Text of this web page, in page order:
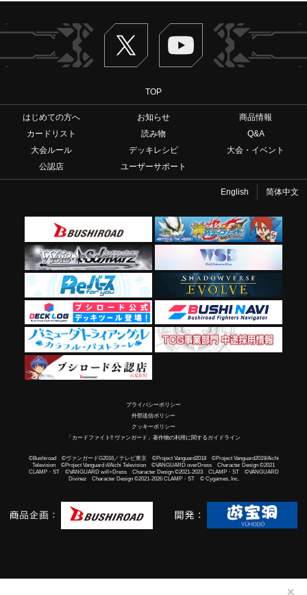
✕
Twitter ヴァンガードch
TOP
はじめての方へ お知らせ
商品情報
カードリスト
読み物
Q&A
大会ルール
デッキレシピ
大会・イベント
公認店
ユーザーサポート
English 简体中文
プライバシーポリシー
外部送信ポリシー
クッキーポリシー
「カードファイト!! ヴァンガード」著作物の利用に関するガイドライン
©Bushiroad ©ヴァンガードG2016／テレビ東京 ©Project Vanguard2018 ©Project Vanguard2019/Aichi
Television ©Project Vanguard if/Aichi Television ©VANGUARD overDress Character Design ©2021
CLAMP・ST ©VANGUARD will+Dress Character Design ©2021-2023 CLAMP・ST ©VANGUARD
Divinez Character Design ©2021-2026 CLAMP・ST © Cygames, Inc.